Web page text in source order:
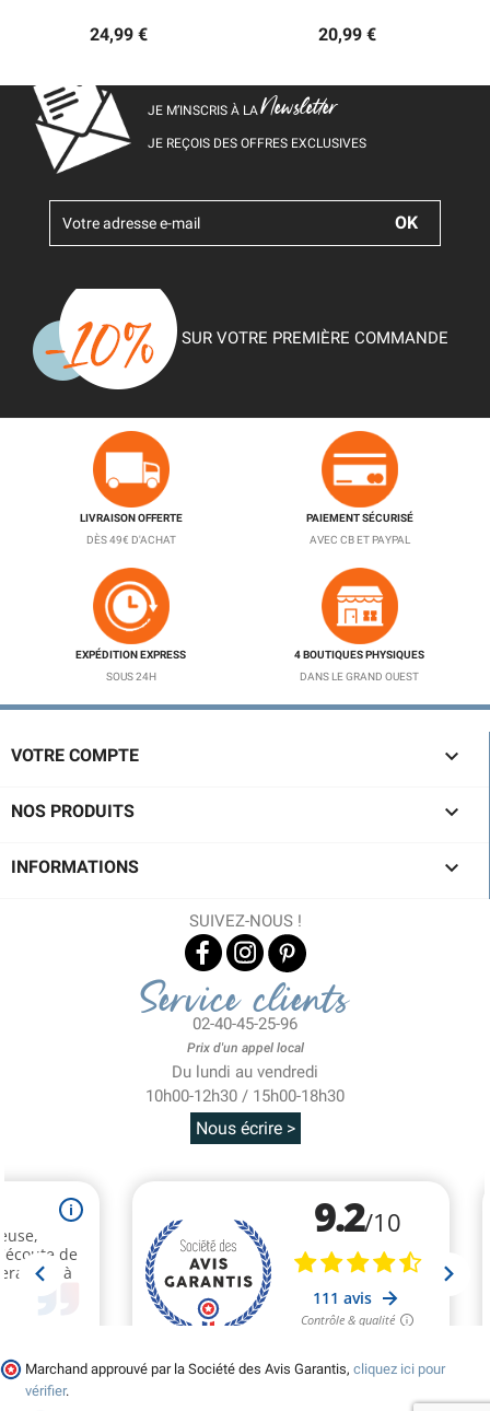
24,99 € 20,99 €
JE M’INSCRIS À LANewsletter
JE REÇOIS DES OFFRES EXCLUSIVES
SUR VOTRE PREMIÈRE COMMANDE
LIVRAISON OFFERTE
DÈS 49€ D'ACHAT
PAIEMENT SÉCURISÉ
AVEC CB ET PAYPAL
EXPÉDITION EXPRESS
SOUS 24H
4 BOUTIQUES PHYSIQUES
DANS LE GRAND OUEST
VOTRE COMPTE 
NOS PRODUITS 
INFORMATIONS 
SUIVEZ-NOUS !
Service clients
02-40-45-25-96
Prix d'un appel local
Du lundi au vendredi
10h00-12h30 / 15h00-18h30
Nous écrire >
Marchand approuvé par la Société des Avis Garantis, cliquez ici pour
vérifier.